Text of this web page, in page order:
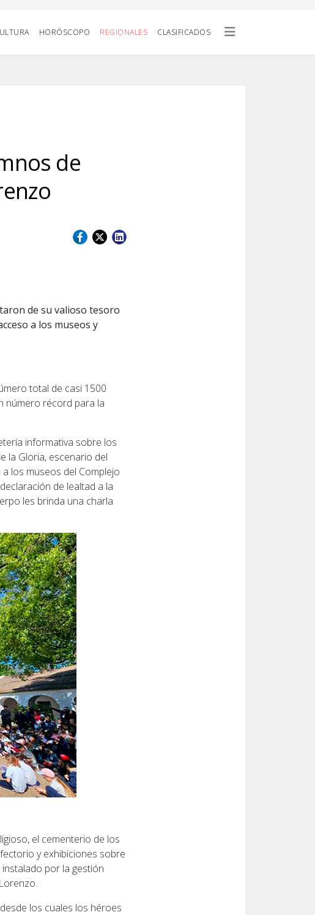
HORÓSCOPO REGIONALES CLASIFICADOS
de
de su valioso tesoro
a los museos y
total de casi 1500
número récord para la
informativa sobre los
la Gloria, escenario del
los museos del Complejo
de lealtad a la
les brinda una charla
el cementerio de los
y exhibiciones sobre
por la gestión
los cuales los héroes